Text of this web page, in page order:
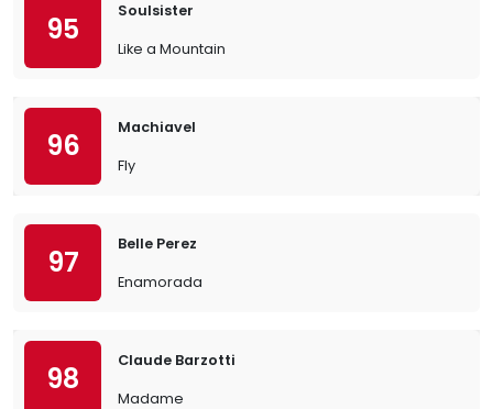
95
Soulsister
Like a Mountain
96
Machiavel
Fly
97
Belle Perez
Enamorada
98
Claude Barzotti
Madame